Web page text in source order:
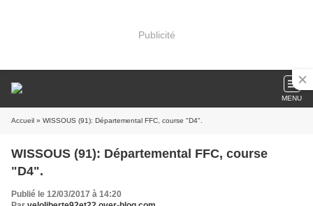
Publicité
MENU
Accueil » WISSOUS (91): Départemental FFC, course "D4".
WISSOUS (91): Départemental FFC, course
"D4".
Publié le 12/03/2017 à 14:20